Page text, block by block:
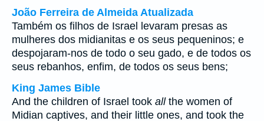
João Ferreira de Almeida Atualizada
Também os filhos de Israel levaram presas as
mulheres dos midianitas e os seus pequeninos; e
despojaram-nos de todo o seu gado, e de todos os
seus rebanhos, enfim, de todos os seus bens;
King James Bible
And the children of Israel took allthe women of
Midian captives, and their little ones, and took the